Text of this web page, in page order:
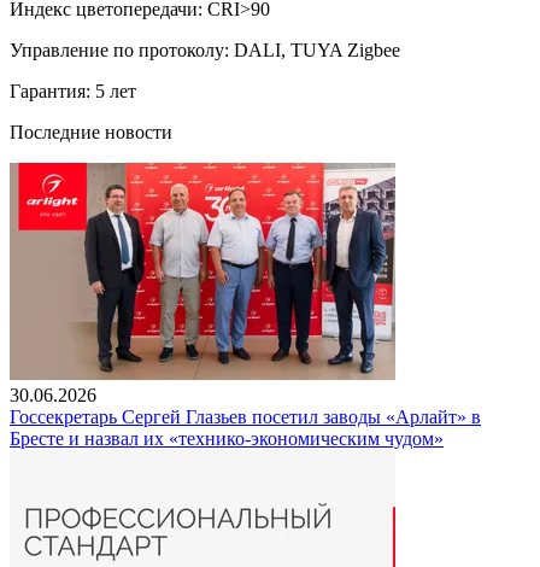
Индекс цветопередачи: CRI>90
Управление по протоколу: DALI, TUYA Zigbee
Гарантия: 5 лет
Последние новости
30.06.2026
Госсекретарь Сергей Глазьев посетил заводы «Арлайт» в
Бресте и назвал их «технико-экономическим чудом»